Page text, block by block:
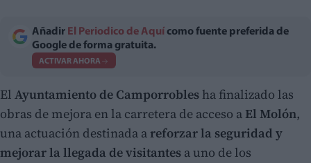
Añadir El Periodico de Aquí como fuente preferida de
Google de forma gratuita.
ACTIVAR AHORA
El Ayuntamiento de Camporrobles ha finalizado las
obras de mejora en la carretera de acceso a El Molón,
una actuación destinada areforzar la seguridad y
mejorar la llegada de visitantes a uno de los